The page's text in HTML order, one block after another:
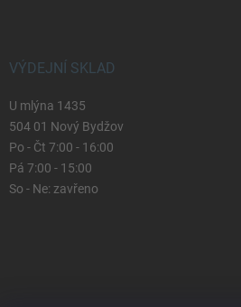
VÝDEJNÍ SKLAD
U mlýna 1435
504 01 Nový Bydžov
Po - Čt 7:00 - 16:00
Pá 7:00 - 15:00
So - Ne: zavřeno